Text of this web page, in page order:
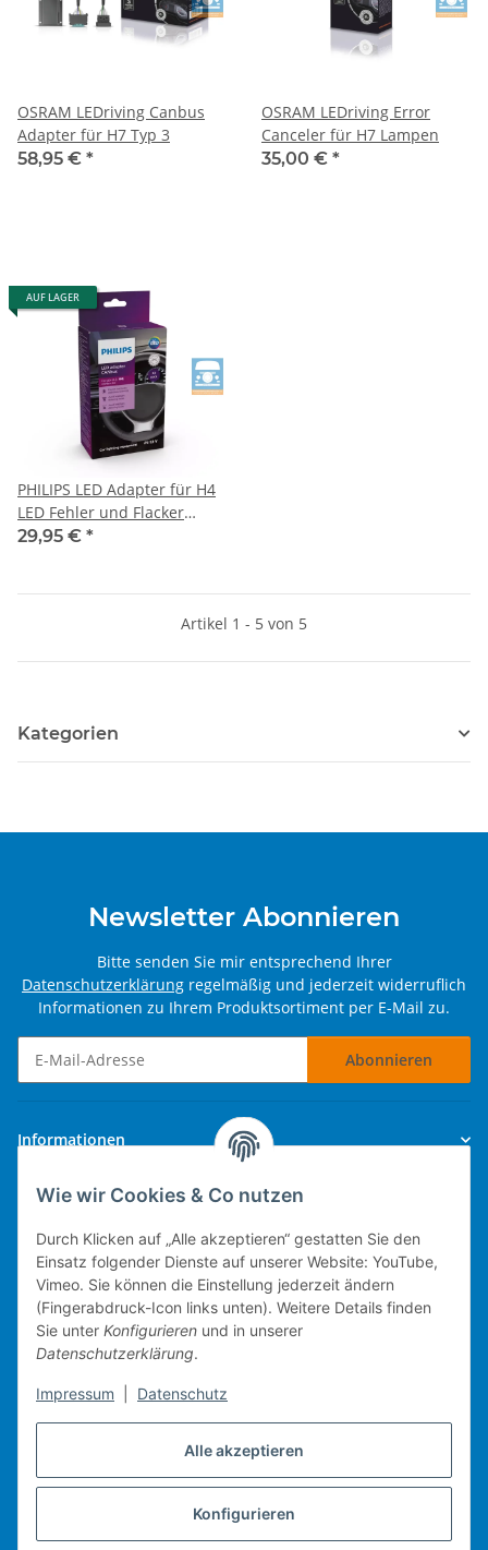
Alle akzeptieren
Konfigurieren
Wie wir Cookies & Co nutzen
Durch Klicken auf „Alle akzeptieren“ gestatten Sie den
Einsatz folgender Dienste auf unserer Website: YouTube,
Vimeo. Sie können die Einstellung jederzeit ändern
(Fingerabdruck-Icon links unten). Weitere Details finden
Sie unter Konfigurieren und in unserer
Datenschutzerklärung.
Impressum Datenschutz
OSRAM LEDriving Canbus
Adapter für H7 Typ 3
58,95 € *
OSRAM LEDriving Error
Canceler für H7 Lampen
35,00 € *
AUF LAGER
PHILIPS LED Adapter für H4
LED Fehler und Flacker
Canceler
29,95 € *
Artikel 1 - 5 von 5
Kategorien
Newsletter Abonnieren
Bitte senden Sie mir entsprechend Ihrer
Datenschutzerklärung regelmäßig und jederzeit widerruflich
Informationen zu Ihrem Produktsortiment per E-Mail zu.
Abonnieren
Informationen
Gesetzliche Informationen
Technische Umsetzung.
mobiles Kassensystem
Warenwirtschaft
Michael Heiler / Bonn